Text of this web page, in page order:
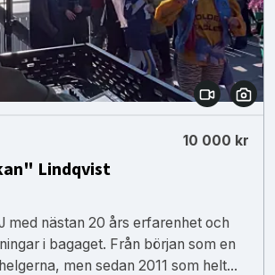
10 000 kr
Lindqvist
med nästan 20 års erfarenhet och
i bagaget. Från början som en
men sedan 2011 som helt...